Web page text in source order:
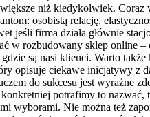
niż kiedykolwiek. Coraz
osobistą relację,
jeśli firma działa głównie
w rozbudowany sklep online
są nasi klienci. Warto
opisuje ciekawe inicjatywy z
do sukcesu jest wyraźne
potrafimy to nazwać,
wyborami. Nie można też